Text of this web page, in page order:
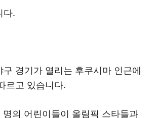
다.
구 경기가 열리는 후쿠시마 인근에
르고 있습니다.
명의 어린이들이 올림픽 스타들과